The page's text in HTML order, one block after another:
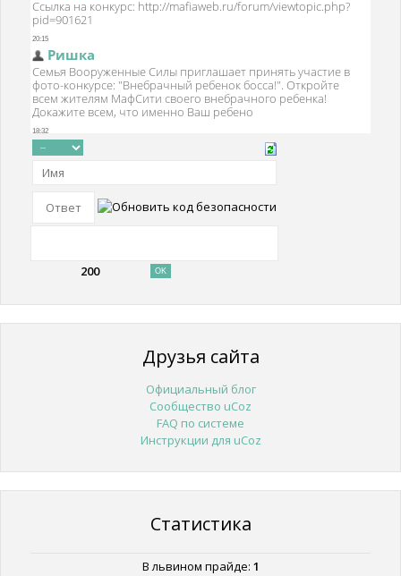
200
Друзья сайта
Официальный блог
Сообщество uCoz
FAQ по системе
Инструкции для uCoz
Статистика
В львином прайде: 1